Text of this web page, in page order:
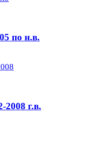
по н.в.
2008 г.в.